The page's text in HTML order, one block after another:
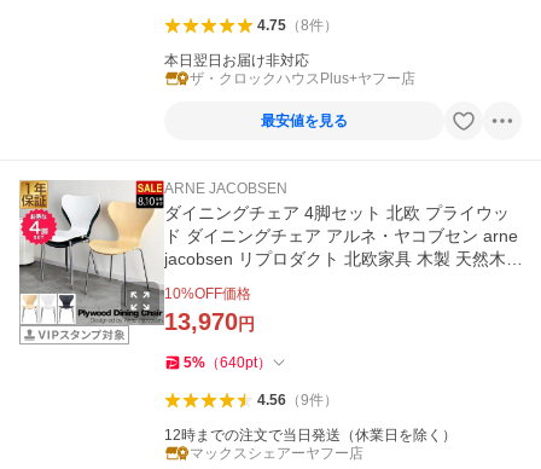
4.75（8件）
本日翌日お届け非対応
ザ・クロックハウスPlus+ヤフー店
最安値を見る
ARNE JACOBSEN
ダイニングチェア 4脚セット 北欧 プライウッ
ド ダイニングチェア アルネ・ヤコブセン arne
jacobsen リプロダクト 北欧家具 木製 天然木 1
10%OFF価格
13,970円
5% （640pt）
4.56（9件）
12時までの注文で当日発送（休業日を除く）
マックスシェアーヤフー店